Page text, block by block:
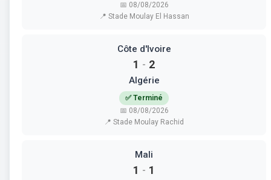
📅 08/08/2026
📍 Stade Moulay El Hassan
Côte d'Ivoire
1 - 2
Algérie
✅ Terminé
📅 08/08/2026
📍 Stade Moulay Rachid
Mali
1 - 1